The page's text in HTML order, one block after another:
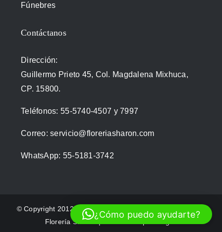
Fúnebres
Contáctanos
Dirección:
Guillermo Prieto 45, Col. Magdalena Mixhuca,
CP. 15800.
Teléfonos: 55-5740-4507 y7997
Correo:servicio@floreriasharon.com
WhatsApp: 55-5181-3742
© Copyright 2012 - 2026 | Todos los derechos reservados
Florería Sharon | Diseño web por
Tingdil
¿Cómo puedo ayudarte?